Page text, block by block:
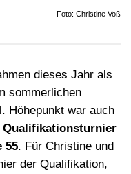
Foto: Christine Voß
dieses Jahr als
sommerlichen
Höhepunkt war auch
Qualifikationsturnier
55. Für Christine und
der Qualifikation,